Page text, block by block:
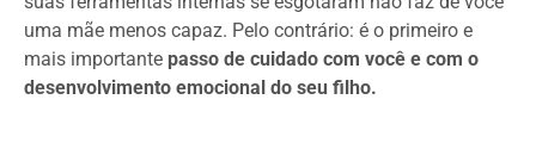
uma mãe menos capaz. Pelo contrário: é o primeiro e
mais importante passo de cuidado com você e com o
desenvolvimento emocional do seu filho.